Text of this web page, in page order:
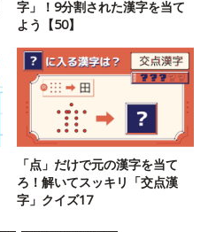
字」！9分割された漢字を当て
よう【50】
「点」だけで元の漢字を当て
ろ！解いてスッキリ「交点漢
字」クイズ17